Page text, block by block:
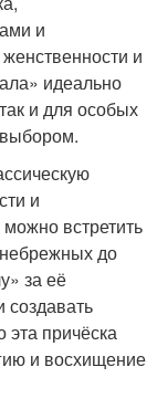
и
и
идеально
и для особых
и
встретить
до
за её
создавать
эта причёска
и восхищение